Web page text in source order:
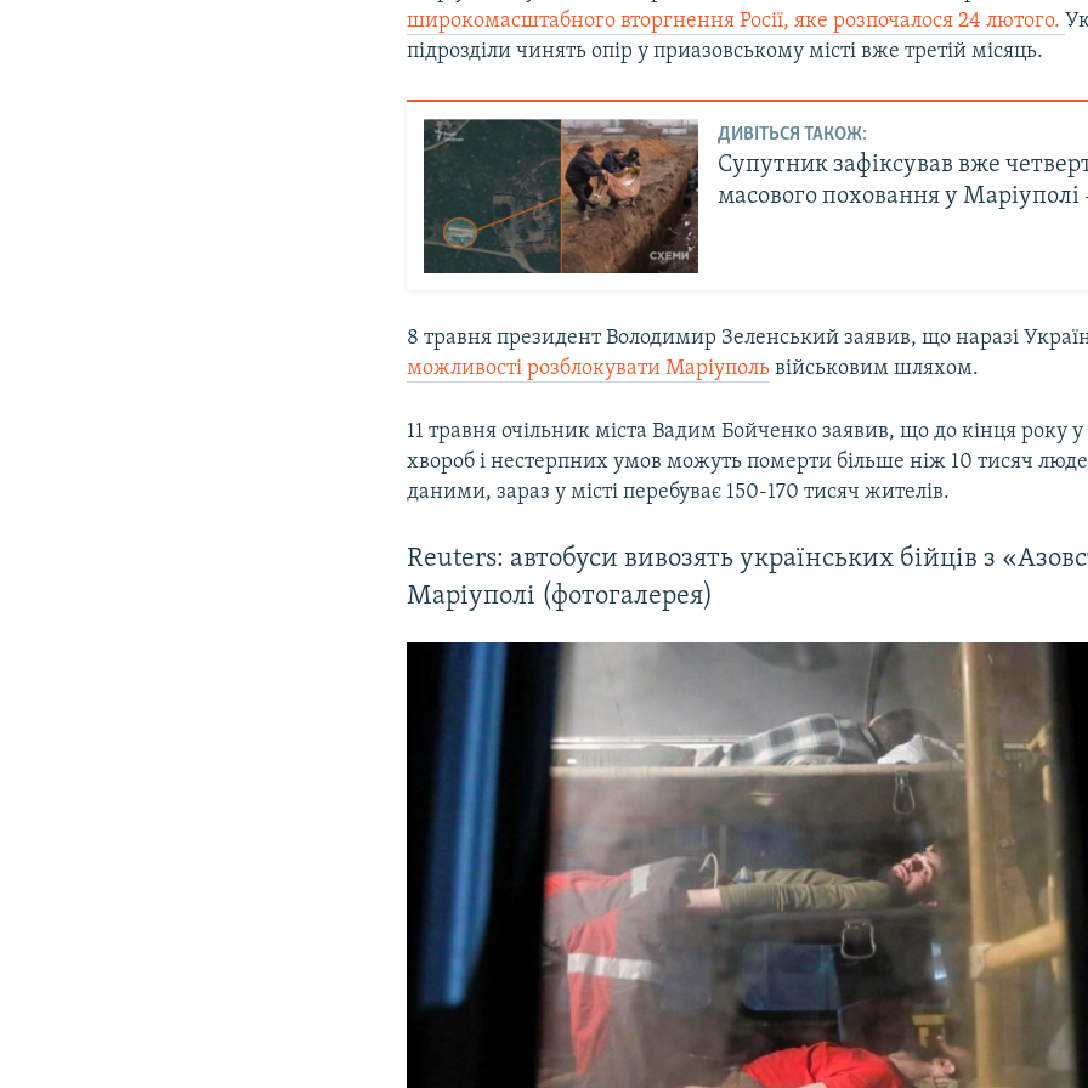
широкомасштабного вторгнення Росії, яке розпочалося 24 лютого.
підрозділи чинять опір у приазовському місті вже третій місяць.
ДИВІТЬСЯ ТАКОЖ:
Супутник зафіксував вже
масового поховання у
8 травня президент Володимир Зеленський заявив, що наразі
можливості розблокувати Маріуполь військовим шляхом.
11 травня очільник міста Вадим Бойченко заявив, що до кінця року у
хвороб і нестерпних умов можуть померти більше ніж 10 тисяч
даними, зараз у місті перебуває 150-170 тисяч жителів.
Reuters: автобуси вивозять українських бійців з
Маріуполі (фотогалерея)